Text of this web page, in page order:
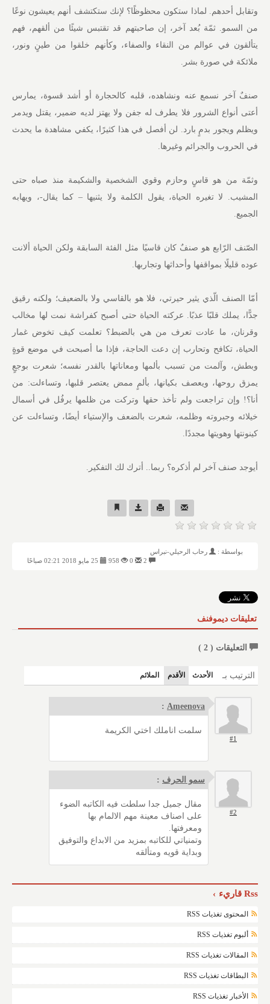
وتقابل أحدهم. لماذا ستكون محظوظًا؟ لإنك ستكتشف أنهم يعيشون نوعًا
من السمو. ثمّة بُعد آخر، إن صاحبتهم قد تقتبس شيئًا من ألقهم، فهم
يتألقون في عوالم من النقاء والصفاء، وكأنهم خلقوا من طينٍ ونور،
ملائكة في صورة بشر.
صنفٌ آخر نسمع عنه ونشاهده، قلبه كالحجارة أو أشد قسوة، يمارس
أعتى أنواع الشرور فلا يطرف له جفن ولا يهتز لديه ضمير، يقتل ويدمر
ويظلم ويجور بدمٍ بارد. لن أفصل في هذا كثيرًا، يكفي مشاهدة ما يحدث
في الحروب والجرائم وغيرها.
وثمّة من هو قاسٍ وحازم وقوي الشخصية والشكيمة منذ صباه حتى
المشيب. لا تغيره الحياة، يقول الكلمة ولا يثنيها – كما يقال-، ويهابه
الجميع.
الصّنف الرّابع هو صنفٌ كان قاسيًا مثل الفئة السابقة ولكن الحياة ألانت
عوده قليلًا بمواقفها وأحداثها وتجاربها.
أمّا الصنف الّذي يثير حيرتي، فلا هو بالقاسي ولا بالضعيف؛ ولكنه رقيق
جدًّا، يملك قلبًا عذبًا. عركته الحياة حتى أصبح كفراشة نمت لها مخالب
وقرنان، ما عادت تعرف من هي بالضبط؟ تعلمت كيف تخوض غمار
الحياة، تكافح وتحارب إن دعت الحاجة، فإذا ما أصبحت في موضع قوةٍ
وبطش، وآلمت من تسبب بألمها ومعاناتها بالقدر نفسه؛ شعرت بوجعٍ
يمزق روحها، ويعصف بكيانها، بألمٍ ممض يعتصر قلبها، وتساءلت: من
أنا؟! وإن تراجعت ولم تأخذ حقها وتركت من ظلمها يرفُل في أسمال
خيلائه وجبروته وظلمه، شعرت بالضعف والإستياء أيضًا، وتساءلت عن
كينونتها وهويتها مجددًا.
أيوجد صنف آخر لم أذكره؟ ربما.. أترك لك التفكير.
بواسطة :
رحاب الرحيلي-نبراس
958
تعليقات ديموفنف
التعليقات ( 2
)
الترتيب بـ الأحدث الأقدم الملائم
#1
Ameenova
:
سلمت اناملك اختي الكريمة
#2
سمو الحرف :
مقال جميل جدا سلطت فيه الكاتبه الضوء
على اصناف معينة مهم الالمام بها
ومعرفتها.
وتمنياتي للكاتبه بمزيد من الابداع والتوفيق
وبداية قويه ومتألقه
Rss قاريء
المحتوى تغذيات RSS
ألبوم تغذيات RSS
المقالات تغذيات RSS
البطاقات تغذيات RSS
الأخبار تغذيات RSS